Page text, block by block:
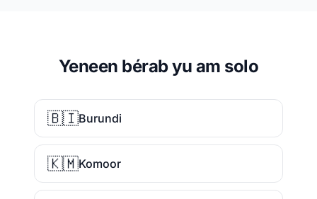
Yeneen bérab yu am solo
🇧🇮Burundi
🇰🇲Komoor